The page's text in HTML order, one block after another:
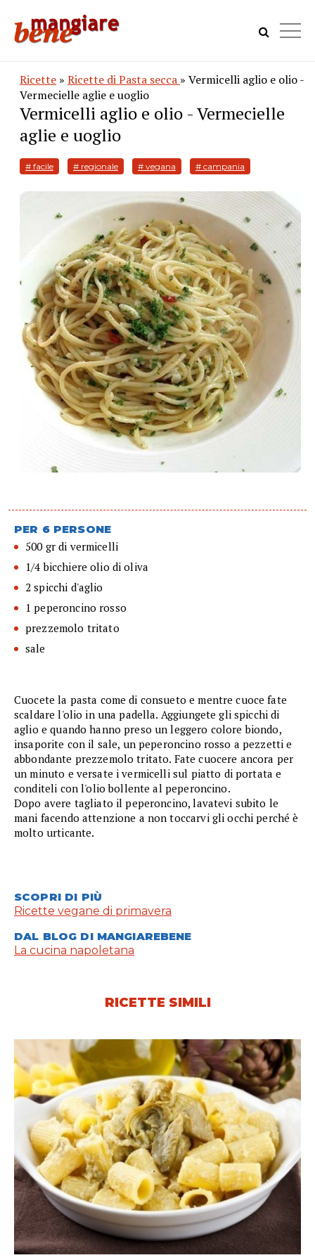
Ricette » Ricette di Pasta secca » Vermicelli aglio e olio -
Vermecielle aglie e uoglio
Vermicelli aglio e olio - Vermecielle
aglie e uoglio
# facile # regionale # vegana # campania
PER 6 PERSONE
500 gr di vermicelli
1/4 bicchiere olio di oliva
2 spicchi d'aglio
1 peperoncino rosso
prezzemolo tritato
sale
Cuocete la pasta come di consueto e mentre cuoce fate
scaldare l'olio in una padella. Aggiungete gli spicchi di
aglio e quando hanno preso un leggero colore biondo,
insaporite con il sale, un peperoncino rosso a pezzetti e
abbondante prezzemolo tritato. Fate cuocere ancora per
un minuto e versate i vermicelli sul piatto di portata e
conditeli con l'olio bollente al peperoncino.
Dopo avere tagliato il peperoncino, lavatevi subito le
mani facendo attenzione a non toccarvi gli occhi perché è
molto urticante.
SCOPRI DI PIÙ
Ricette vegane di primavera
DAL BLOG DI MANGIAREBENE
La cucina napoletana
RICETTE SIMILI